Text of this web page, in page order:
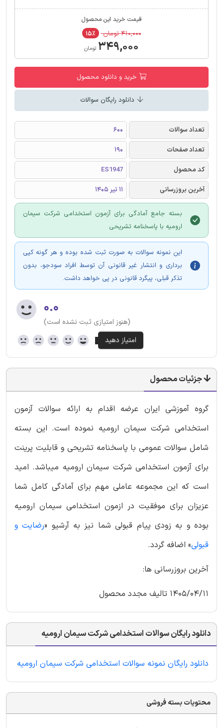
قیمت خرید این محصول
۴۱۰,۰۰۰ تومان ۱۵٪
۳۴۹,۰۰۰ تومان
خرید و دانلود محصول
دانلود رایگان سوالات
تعداد سوالات
600
تعداد صفحات
190
کد محصول
ES1947
آخرین بروزرسانی
11 تیر 1405
بسته جامع آمادگی برای آزمون استخدامی شرکت سیمان
ارومیه با پاسخنامه تشریحی
این نمونه سوالات به صورت ثبت شده بوده و هر گونه کپی
برداری و انتشار غیر قانونی آن توسط افراد سودجو، بدون
تذکر قبلی، پیگرد قانونی در پی خواهد داشت.
۰.۰
(هنوز امتیازی ثبت نشده است)
جزئیات محصول
گروه آموزشی ایران عرضه اقدام به ارائه سوالات آزمون
استخدامی شرکت سیمان ارومیه نموده است. این بسته
شامل سوالات عمومی با پاسخنامه تشریحی و قابلیت پرینت
برای آزمون استخدامی شرکت سیمان ارومیه میباشد. امید
است که این مجموعه عاملی مهم برای آمادگی کامل شما
عزیزان برای موفقیت در ازمون استخدامی سیمان ارومیه
بوده و به زودی پیام قبولی شما نیز به آرشیو «رضایت و
قبولی» اضافه گردد.
آخرین بروزرسانی ها:
1405/04/11 تالیف مجدد محصول
دانلود رایگان سوالات استخدامی شرکت سیمان ارومیه
دانلود رایگان نمونه سوالات استخدامی شرکت سیمان ارومیه
محتویات بسته فروشی